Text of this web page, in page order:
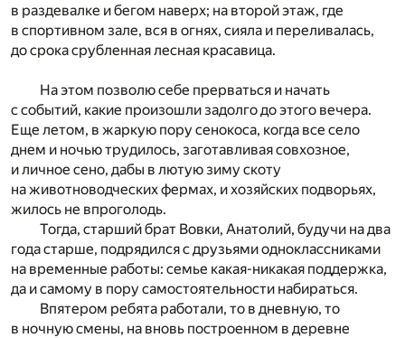
в раздевалке и бегом наверх; на второй этаж, где
в спортивном зале, вся в огнях, сияла и переливалась,
до срока срубленная лесная красавица.
На этом позволю себе прерваться и начать
с событий, какие произошли задолго до этого вечера.
Еще летом, в жаркую пору сенокоса, когда все село
днем и ночью трудилось, заготавливая совхозное,
и личное сено, дабы в лютую зиму скоту
на животноводческих фермах, и хозяйских подворьях,
жилось не впроголодь.
Тогда, старший брат Вовки, Анатолий, будучи на два
года старше, подрядился с друзьями одноклассниками
на временные работы: семье какая-никакая поддержка,
да и самому в пору самостоятельности набираться.
Впятером ребята работали, то в дневную, то
в ночную смены, на вновь построенном в деревне